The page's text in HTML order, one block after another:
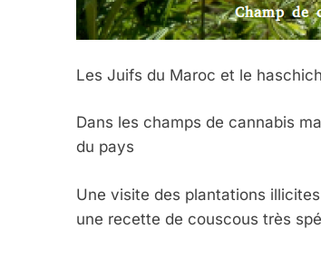
Les Juifs du Maroc et le haschich
Dans les champs de cannabis
du pays
Une visite des plantations
une recette de couscous très